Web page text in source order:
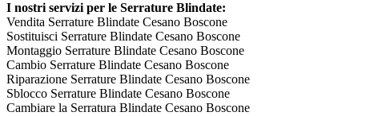
I nostri servizi per le Serrature Blindate:
Vendita Serrature Blindate Cesano Boscone
Sostituisci Serrature Blindate Cesano Boscone
Montaggio Serrature Blindate Cesano Boscone
Cambio Serrature Blindate Cesano Boscone
Riparazione Serrature Blindate Cesano Boscone
Sblocco Serrature Blindate Cesano Boscone
Cambiare la Serratura Blindate Cesano Boscone